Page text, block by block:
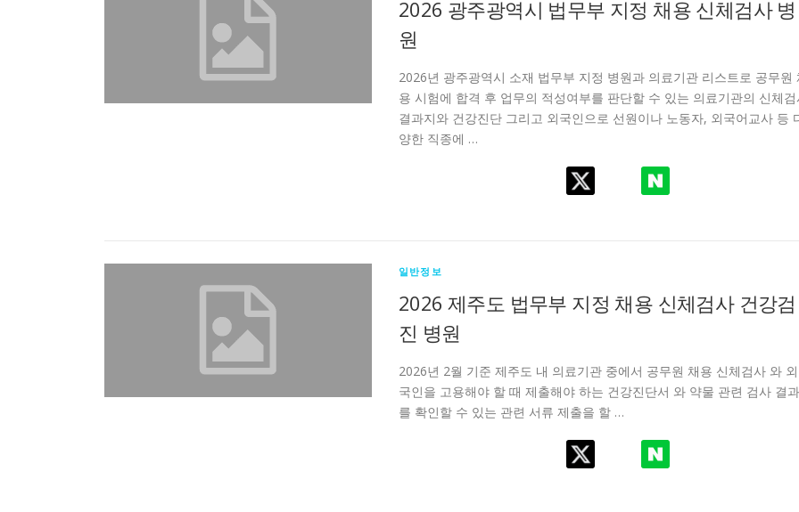
2026 광주광역시 법무부 지정 채용 신체검사 병
원
2026년 광주광역시 소재 법무부 지정 병원과 의료기관 리스트로 공무원
용 시험에 합격 후 업무의 적성여부를 판단할 수 있는 의료기관의 신체
결과지와 건강진단 그리고 외국인으로 선원이나 노동자, 외국어교사 등
양한 직종에 …
일반정보
2026 제주도 법무부 지정 채용 신체검사 건강검
진 병원
2026년 2월 기준 제주도 내 의료기관 중에서 공무원 채용 신체검사 와 외
국인을 고용해야 할 때 제출해야 하는 건강진단서 와 약물 관련 검사 결과
를 확인할 수 있는 관련 서류 제출을 할 …